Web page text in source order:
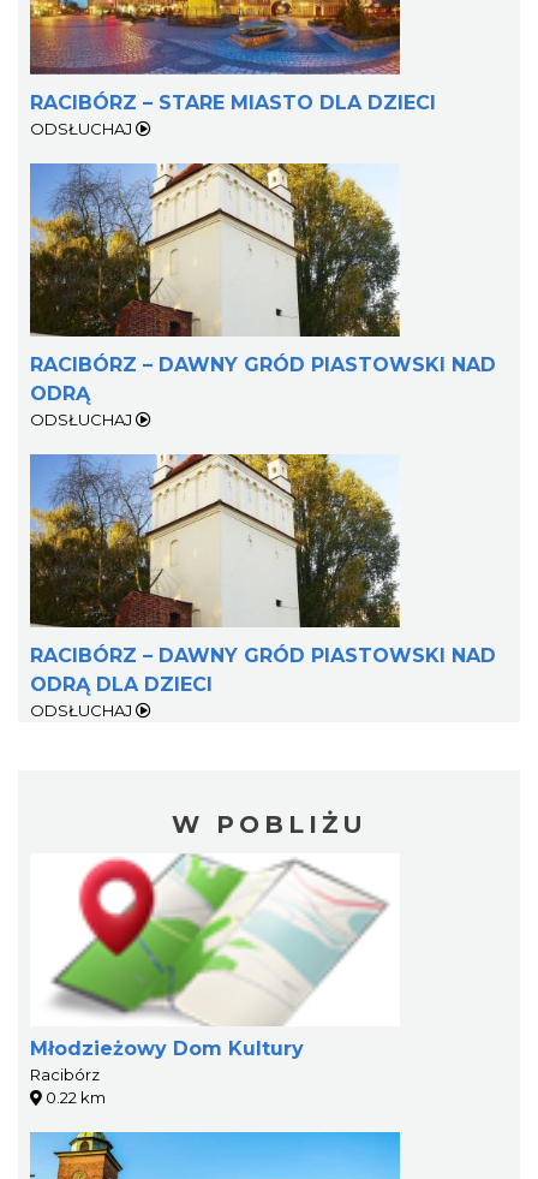
RACIBÓRZ – STARE MIASTO DLA DZIECI
ODSŁUCHAJ
RACIBÓRZ – DAWNY GRÓD PIASTOWSKI NAD
ODRĄ
ODSŁUCHAJ
RACIBÓRZ – DAWNY GRÓD PIASTOWSKI NAD
ODRĄ DLA DZIECI
ODSŁUCHAJ
W POBLIŻU
Młodzieżowy Dom Kultury
Racibórz
0.22 km